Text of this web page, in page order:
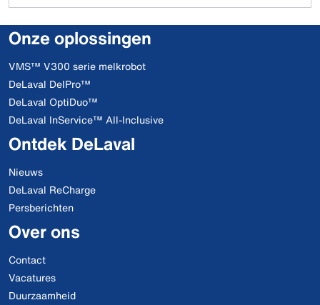
Onze oplossingen
VMS™ V300 serie melkrobot
DeLaval DelPro™
DeLaval OptiDuo™
DeLaval InService™ All-Inclusive
Ontdek DeLaval
Nieuws
DeLaval ReCharge
Persberichten
Over ons
Contact
Vacatures
Duurzaamheid